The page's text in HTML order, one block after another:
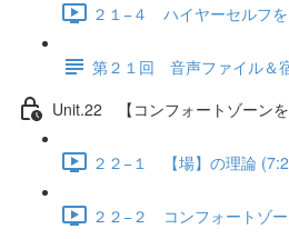
２１−４ ハイヤーセルフ
第２１回 音声ファイル＆
Unit.22 【コンフォートゾーンを
２２−１ 【場】の理論
２２−２ コンフォートゾ